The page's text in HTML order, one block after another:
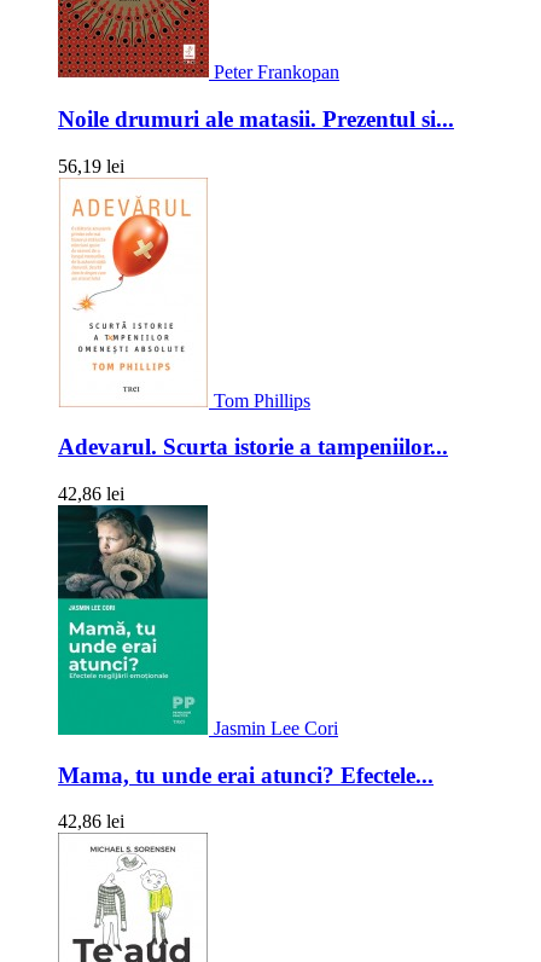
Peter Frankopan
Noile drumuri ale matasii. Prezentul si...
56,19 lei
Tom Phillips
Adevarul. Scurta istorie a tampeniilor...
42,86 lei
Jasmin Lee Cori
Mama, tu unde erai atunci? Efectele...
42,86 lei